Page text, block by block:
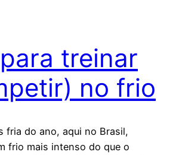
treinar
no frio
fria do ano, aqui no Brasil,
frio mais intenso do que o